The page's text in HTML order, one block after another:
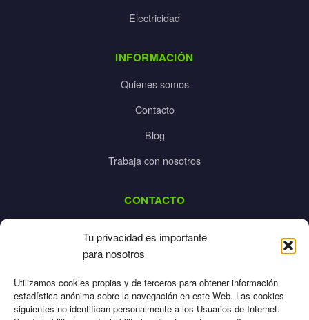
Tu privacidad es importante
para nosotros
Utilizamos cookies propias y de terceros para obtener información
estadística anónima sobre la navegación en este Web. Las cookies
siguientes no identifican personalmente a los Usuarios de Internet.
Electricidad
INFORMACIÓN
Quiénes somos
Contacto
Blog
Trabaja con nosotros
CONTACTO
925 532 213